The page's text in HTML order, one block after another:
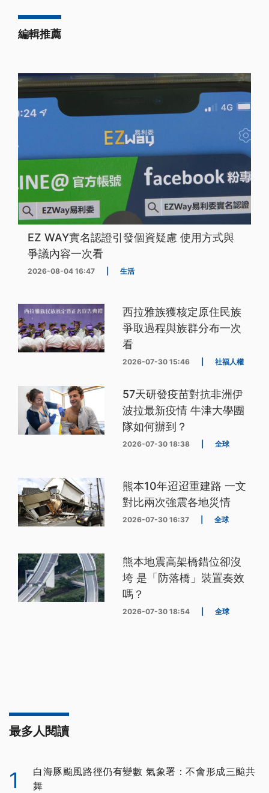
編輯推薦
EZ WAY實名認證引發個資疑慮 使用方式與
爭議內容一次看
2026-08-04 16:47 生活
西拉雅族獲核定原住民族
爭取過程與族群分布一次
看
2026-07-30 15:46 社福人權
57天研發疫苗對抗非洲伊
波拉最新疫情 牛津大學團
隊如何辦到？
2026-07-30 18:38 全球
熊本10年迢迢重建路 一文
對比兩次強震各地災情
2026-07-30 16:37 全球
熊本地震高架橋錯位卻沒
垮 是「防落橋」裝置奏效
嗎？
2026-07-30 18:54 全球
最多人閱讀
1
白海豚颱風路徑仍有變數 氣象署：不會形成三颱共
舞